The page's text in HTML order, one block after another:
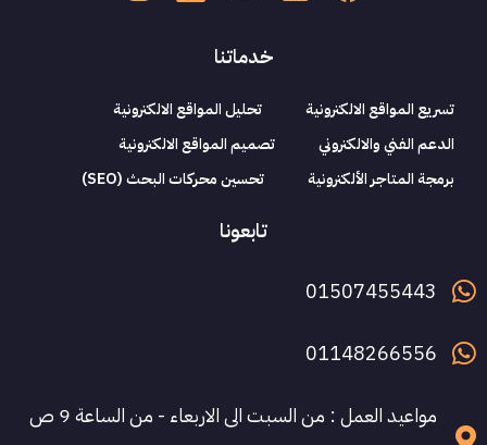
خدماتنا
تسريع المواقع الالكترونية
تحليل المواقع الالكترونية
الدعم الفني والالكتروني
تصميم المواقع الالكترونية
برمجة المتاجر الألكترونية
تحسين محركات البحث (SEO)
تابعونا
01507455443
01148266556
مواعيد العمل : من السبت الى الاربعاء - من الساعة 9 ص